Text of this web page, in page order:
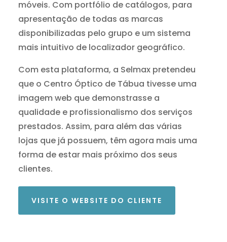
móveis. Com portfólio de catálogos, para
apresentação de todas as marcas
disponibilizadas pelo grupo e um sistema
mais intuitivo de localizador geográfico.
Com esta plataforma, a Selmax pretendeu
que o Centro Óptico de Tábua tivesse uma
imagem web que demonstrasse a
qualidade e profissionalismo dos serviços
prestados. Assim, para além das várias
lojas que já possuem, têm agora mais uma
forma de estar mais próximo dos seus
clientes.
VISITE O WEBSITE DO CLIENTE